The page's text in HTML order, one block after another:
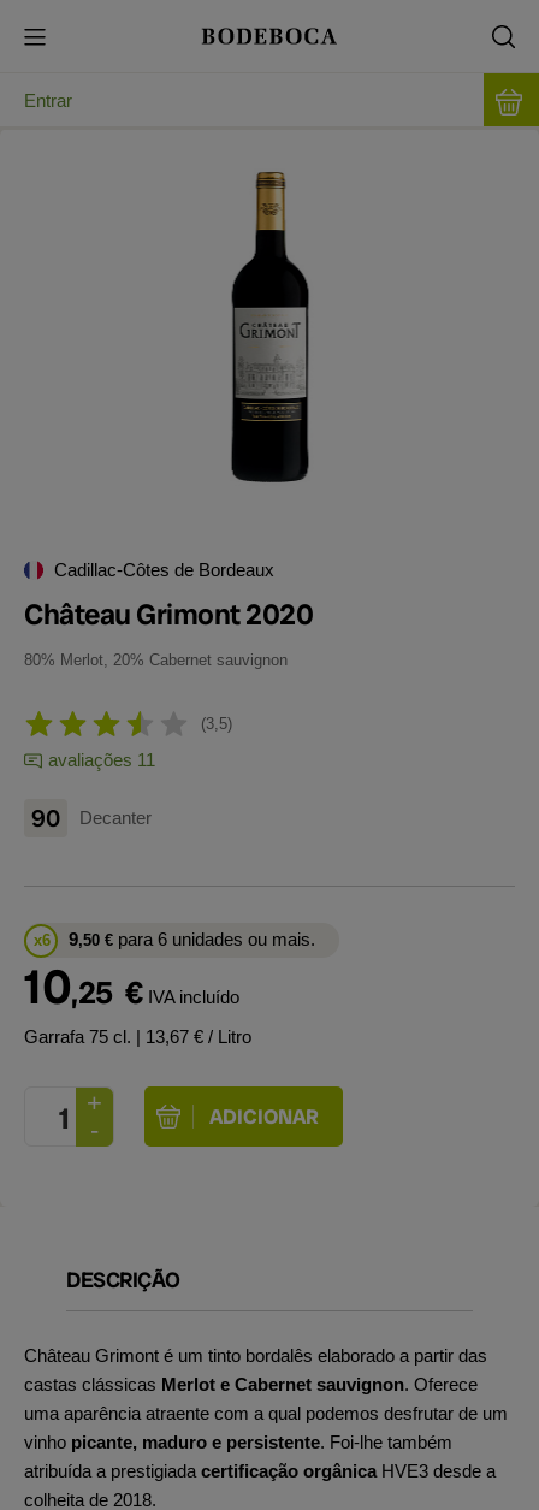
Entrar
Cadillac-Côtes de Bordeaux
Château Grimont 2020
80% Merlot, 20% Cabernet sauvignon
3,5
avaliações 11
90 Decanter
x6 9,50 € para 6 unidades ou mais.
10,25 € IVA incluído
Garrafa 75 cl. | 13,67 € / Litro
DESCRIÇÃO
Château Grimont é um tinto bordalês elaborado a partir das
castas clássicas Merlot e Cabernet sauvignon. Oferece
uma aparência atraente com a qual podemos desfrutar de um
vinho picante, maduro e persistente. Foi-lhe também
atribuída a prestigiada certificação orgânica HVE3 desde a
colheita de 2018.